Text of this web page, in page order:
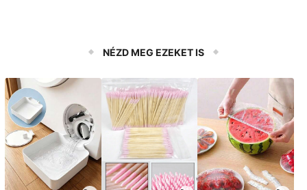
NÉZD MEG EZEKET IS